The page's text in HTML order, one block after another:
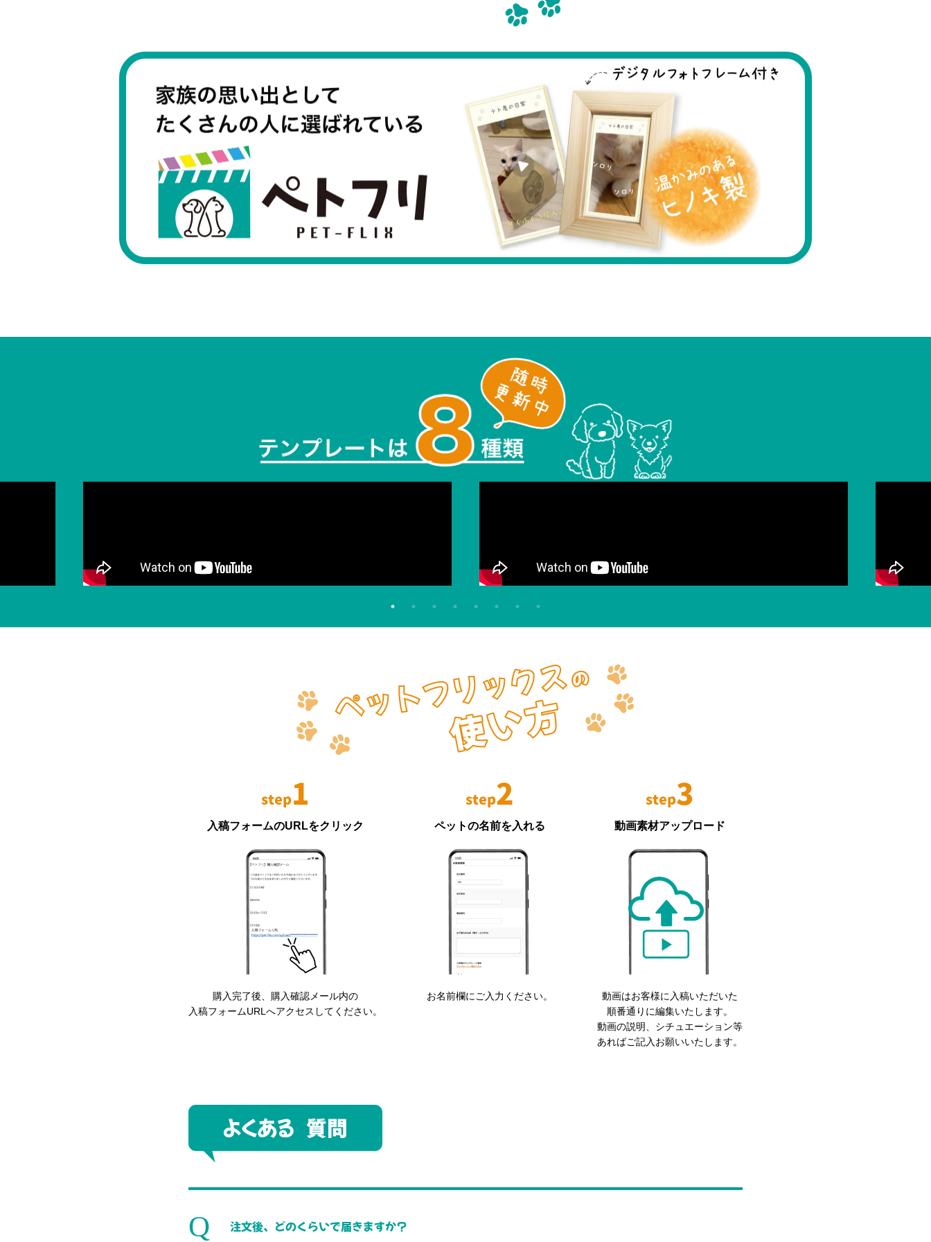
step1
入稿フォームのURLをクリック
購入完了後、購入確認メール内の
入稿フォームURLへアクセスしてください。
step2
ペットの名前を入れる
お名前欄にご入力ください。
step3
動画素材アップロード
動画はお客様に入稿いただいた
順番通りに編集いたします。
動画の説明、シチュエーション等
あればご記入お願いいたします。
注文後、どのくらいで届きますか？